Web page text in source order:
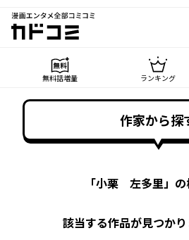
漫画エンタメ全部コミコミ
カドコミ
無料話増量 ランキング
作家から探
「小栗 左多里」
該当する作品が見つか